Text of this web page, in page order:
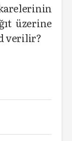
üzerine
verilir?